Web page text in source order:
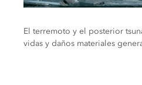
El terremoto y el posterior
vidas y daños materiales